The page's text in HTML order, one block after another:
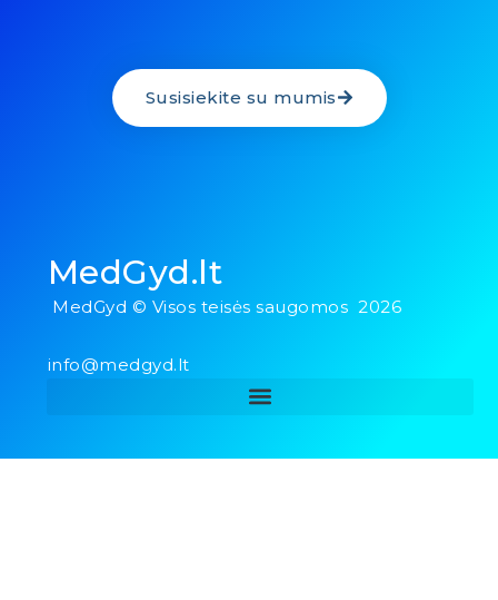
Susisiekite su mumis
MedGyd.lt
MedGyd © Visos teisės saugomos 2026
info@medgyd.lt